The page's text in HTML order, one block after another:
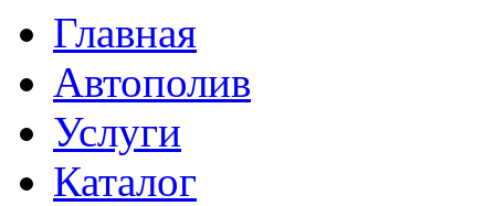
Главная
Автополив
Услуги
Каталог